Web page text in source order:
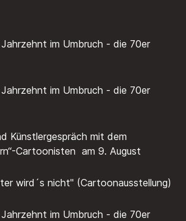
im Umbruch - die 70er
im Umbruch - die 70er
Künstlergespräch mit dem
Cartoonisten am 9. August
wird´s nicht" (Cartoonausstellung)
im Umbruch - die 70er